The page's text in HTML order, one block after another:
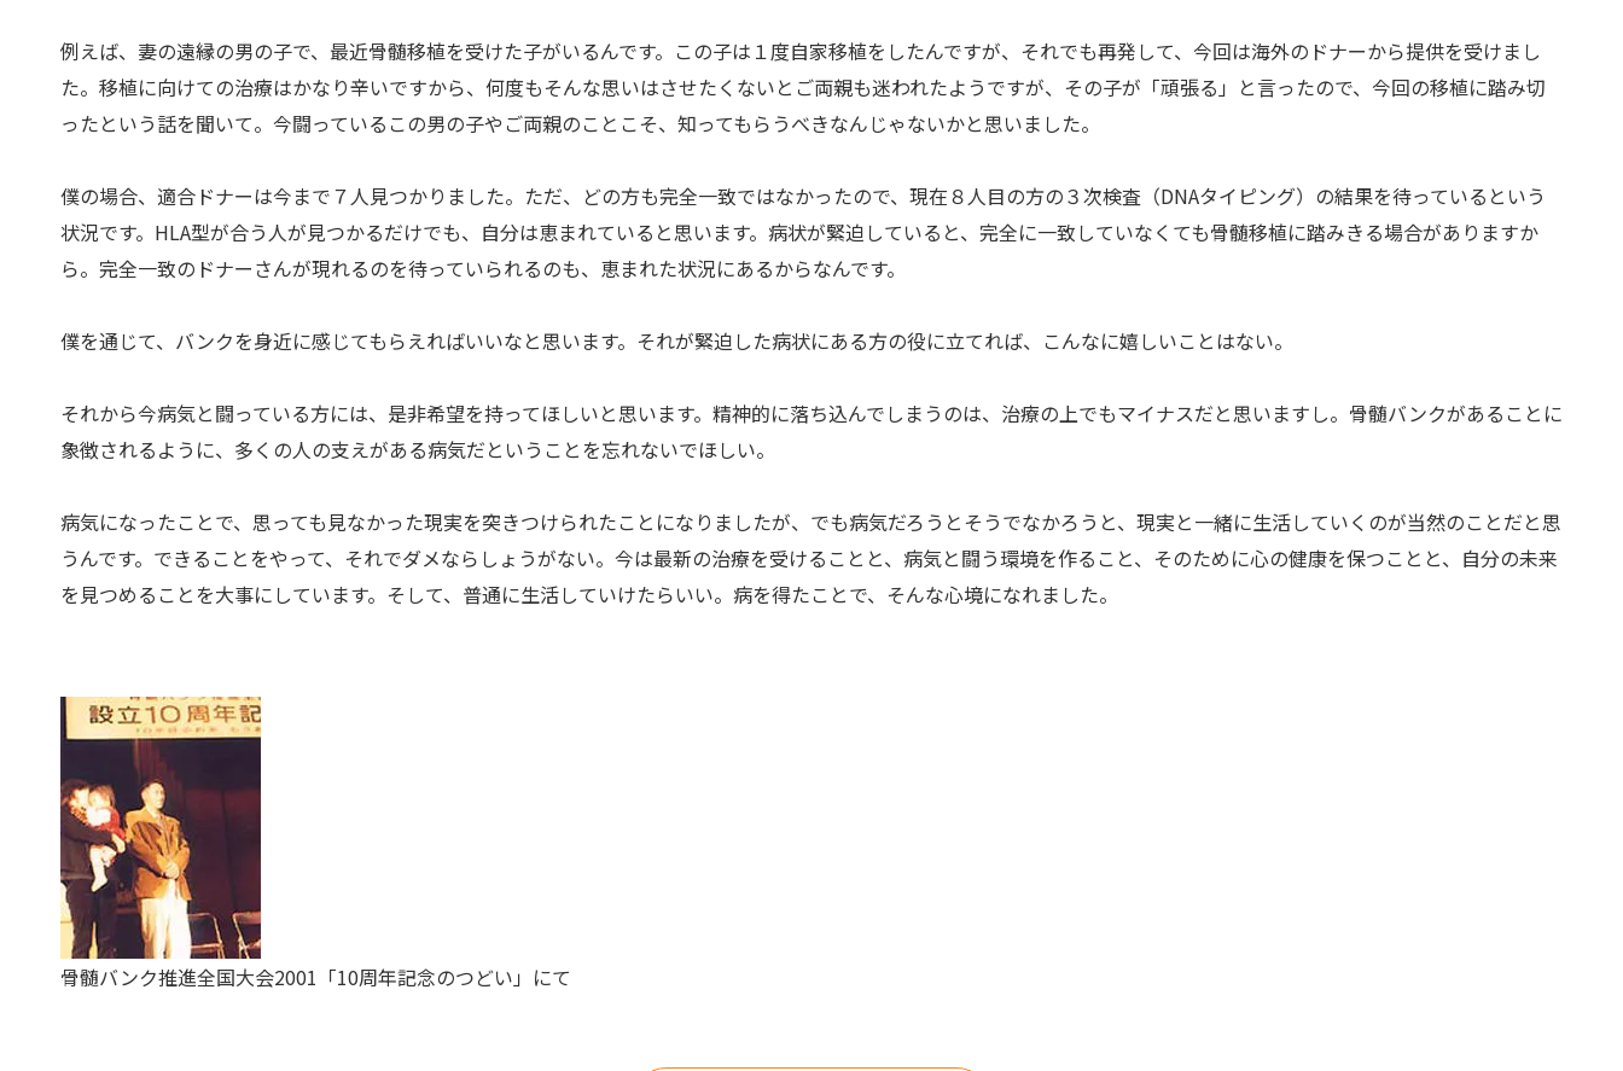
例えば、妻の遠縁の男の子で、最近骨髄移植を受けた子がいるんです。この子は１度自家移植をしたんですが、それでも再発して、今回は海外のドナーから提供を受けまし
た。移植に向けての治療はかなり辛いですから、何度もそんな思いはさせたくないとご両親も迷われたようですが、その子が「頑張る」と言ったので、今回の移植に踏み切
ったという話を聞いて。今闘っているこの男の子やご両親のことこそ、知ってもらうべきなんじゃないかと思いました。
僕の場合、適合ドナーは今まで７人見つかりました。ただ、どの方も完全一致ではなかったので、現在８人目の方の３次検査（DNAタイピング）の結果を待っているという
状況です。HLA型が合う人が見つかるだけでも、自分は恵まれていると思います。病状が緊迫していると、完全に一致していなくても骨髄移植に踏みきる場合がありますか
ら。完全一致のドナーさんが現れるのを待っていられるのも、恵まれた状況にあるからなんです。
僕を通じて、バンクを身近に感じてもらえればいいなと思います。それが緊迫した病状にある方の役に立てれば、こんなに嬉しいことはない。
それから今病気と闘っている方には、是非希望を持ってほしいと思います。精神的に落ち込んでしまうのは、治療の上でもマイナスだと思いますし。骨髄バンクがあることに
象徴されるように、多くの人の支えがある病気だということを忘れないでほしい。
病気になったことで、思っても見なかった現実を突きつけられたことになりましたが、でも病気だろうとそうでなかろうと、現実と一緒に生活していくのが当然のことだと思
うんです。できることをやって、それでダメならしょうがない。今は最新の治療を受けることと、病気と闘う環境を作ること、そのために心の健康を保つことと、自分の未来
を見つめることを大事にしています。そして、普通に生活していけたらいい。病を得たことで、そんな心境になれました。
骨髄バンク推進全国大会2001「10周年記念のつどい」にて